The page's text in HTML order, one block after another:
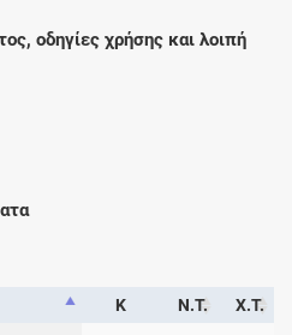
οδηγίες χρήσης και λοιπή
Κ Ν.Τ. Χ.Τ.